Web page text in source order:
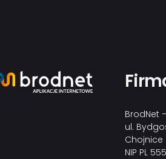
BrodNet
ul.
Chojnice
NIP PL